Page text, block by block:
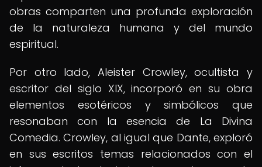
obras comparten una profunda exploración
de la naturaleza humana y del mundo
espiritual.
Por otro lado, Aleister Crowley, ocultista y
escritor del siglo XIX, incorporó en su obra
elementos esotéricos y simbólicos que
resonaban con la esencia de La Divina
Comedia. Crowley, al igual que Dante, exploró
en sus escritos temas relacionados con el